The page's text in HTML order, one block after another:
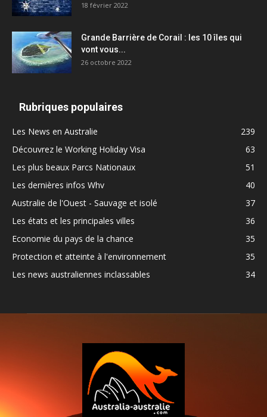
18 février 2022
Grande Barrière de Corail : les 10 îles qui
vont vous...
26 octobre 2022
Rubriques populaires
Les News en Australie
239
Découvrez le Working Holiday Visa
63
Les plus beaux Parcs Nationaux
51
Les dernières infos Whv
40
Australie de l'Ouest - Sauvage et isolé
37
Les états et les principales villes
36
Economie du pays de la chance
35
Protection et atteinte à l'environnement
35
Les news australiennes inclassables
34